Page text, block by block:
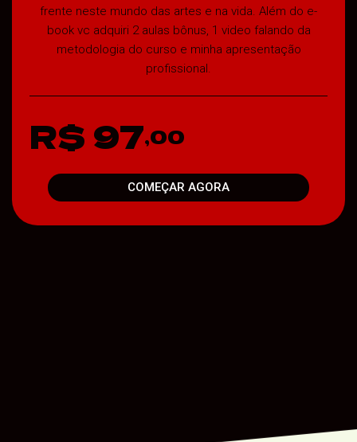
frente neste mundo das artes e na vida. Além do e-
book vc adquiri 2 aulas bônus, 1 video falando da
metodologia do curso e minha apresentação
profissional.
R$ 97,00
COMEÇAR AGORA